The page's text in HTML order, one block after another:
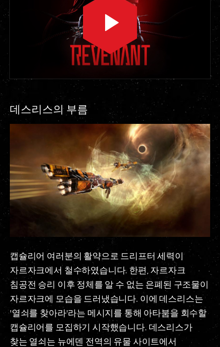
데스리스의 부름
캡슐리어 여러분의 활약으로 드리프터 세력이
자르자크에서 철수하였습니다. 한편, 자르자크
침공전 승리 이후 정체를 알 수 없는 은폐된 구조물이
자르자크에 모습을 드러냈습니다. 이에 데스리스는
'열쇠를 찾아라'라는 메시지를 통해 아타붐을 회수할
캡슐리어를 모집하기 시작했습니다. 데스리스가
찾는 열쇠는 뉴에덴 전역의 유물 사이트에서